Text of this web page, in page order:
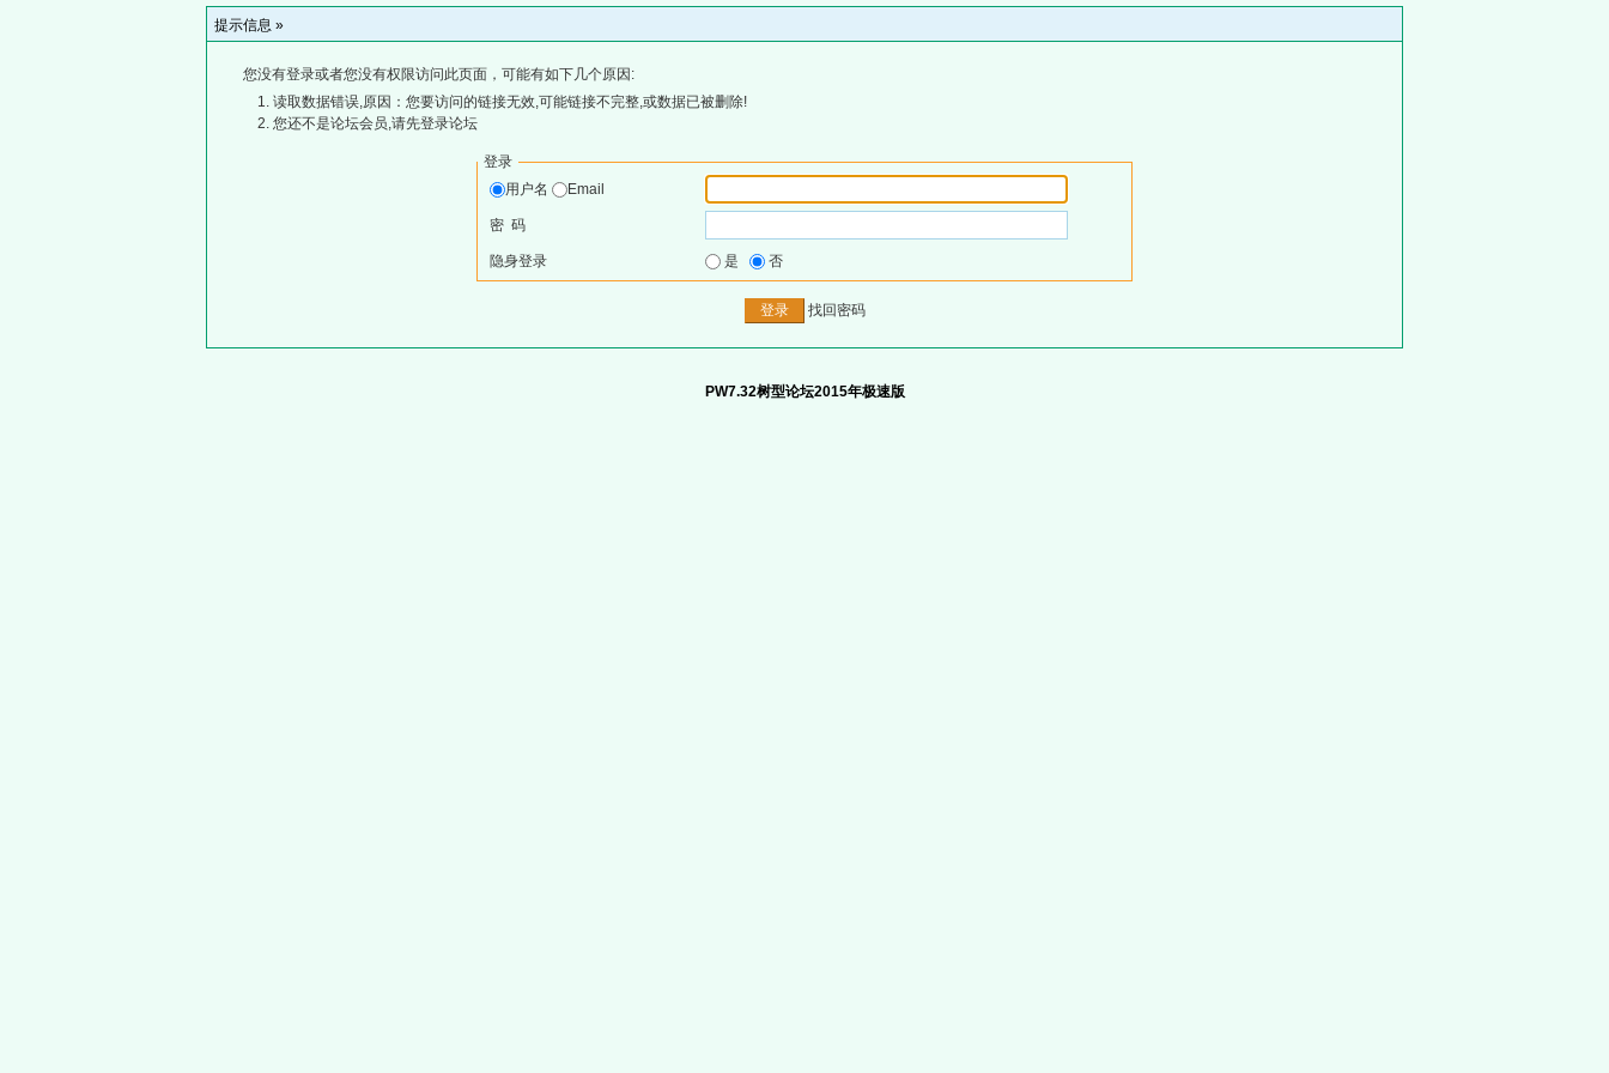
提示信息 »
您没有登录或者您没有权限访问此页面，可能有如下几个原因:
读取数据错误,原因：您要访问的链接无效,可能链接不完整,或数据已被删除!
您还不是论坛会员,请先登录论坛
登录
用户名
Email
密 码
隐身登录 是 否
找回密码
PW7.32树型论坛2015年极速版